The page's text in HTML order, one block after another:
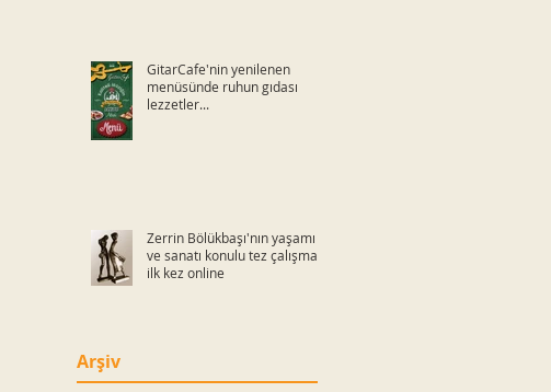
GitarCafe'nin yenilenen
menüsünde ruhun gıdası
lezzetler...
Zerrin Bölükbaşı'nın yaşamı
ve sanatı konulu tez çalışması
ilk kez online
Arşiv